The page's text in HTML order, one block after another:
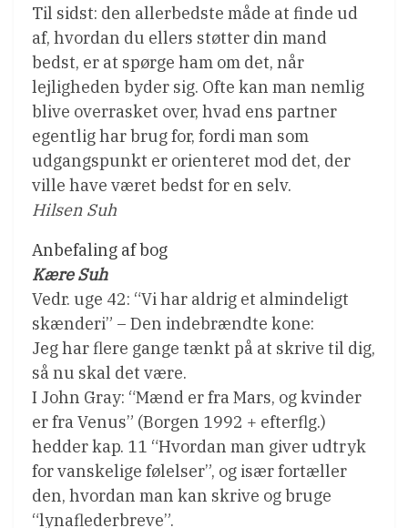
Til sidst: den allerbedste måde at finde ud
af, hvordan du ellers støtter din mand
bedst, er at spørge ham om det, når
lejligheden byder sig. Ofte kan man nemlig
blive overrasket over, hvad ens partner
egentlig har brug for, fordi man som
udgangspunkt er orienteret mod det, der
ville have været bedst for en selv.
Hilsen Suh
Anbefaling af bog
Kære Suh
Vedr. uge 42: “Vi har aldrig et almindeligt
skænderi” – Den indebrændte kone:
Jeg har flere gange tænkt på at skrive til dig,
så nu skal det være.
I John Gray: “Mænd er fra Mars, og kvinder
er fra Venus” (Borgen 1992 + efterflg.)
hedder kap. 11 “Hvordan man giver udtryk
for vanskelige følelser”, og især fortæller
den, hvordan man kan skrive og bruge
“lynaflederbreve”.